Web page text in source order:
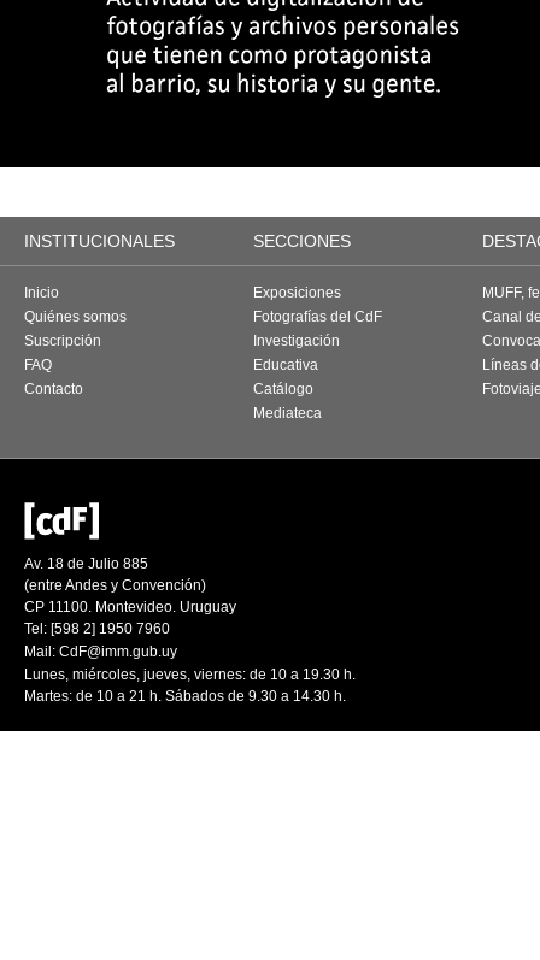
INSTITUCIONALES SECCIONES
Inicio
Quiénes somos
Suscripción
FAQ
Contacto
Exposiciones
Fotografías del CdF
Investigación
Educativa
Catálogo
Mediateca
MUFF,
Canal
Líneas
Av. 18 de Julio 885
(entre Andes y Convención)
CP 11100. Montevideo. Uruguay
Tel: [598 2] 1950 7960
Mail: CdF@imm.gub.uy
Lunes, miércoles, jueves, viernes: de 10 a 19.30 h.
Martes: de 10 a 21 h. Sábados de 9.30 a 14.30 h.